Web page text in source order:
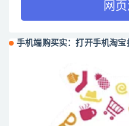
网
手机端购买实：打开手机淘宝